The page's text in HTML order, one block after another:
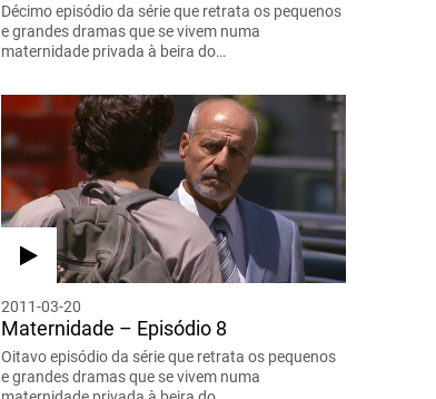
Décimo episódio da série que retrata os pequenos
e grandes dramas que se vivem numa
maternidade privada à beira do…
2011-03-20
Maternidade – Episódio 8
Oitavo episódio da série que retrata os pequenos
e grandes dramas que se vivem numa